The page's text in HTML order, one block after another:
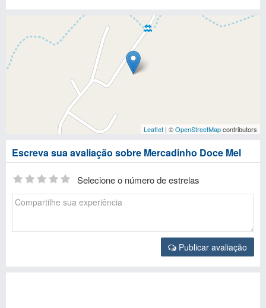
Leaflet | ©OpenStreetMapcontributors
Escreva sua avaliação sobre Mercadinho Doce Mel
Selecione o número de estrelas
Publicar avaliação